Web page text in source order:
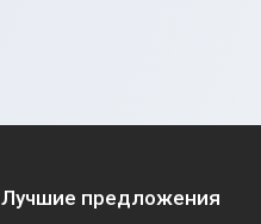
Лучшие предложения